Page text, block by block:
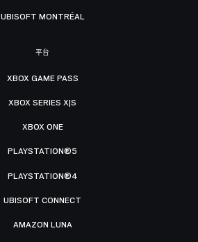
UBISOFT MONTRÉAL
平台
XBOX GAME PASS
XBOX SERIES X|S
XBOX ONE
PLAYSTATION®5
PLAYSTATION®4
UBISOFT CONNECT
AMAZON LUNA